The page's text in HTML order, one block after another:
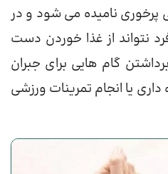
نامیده می شود و در
نتواند از غذا خوردن دست
گام هایی برای جبران
داری یا انجام تمرینات ورزشی